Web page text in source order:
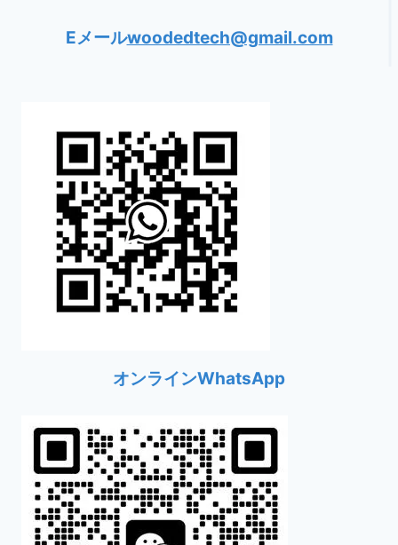
Eメールwoodedtech@gmail.com
オンラインWhatsApp